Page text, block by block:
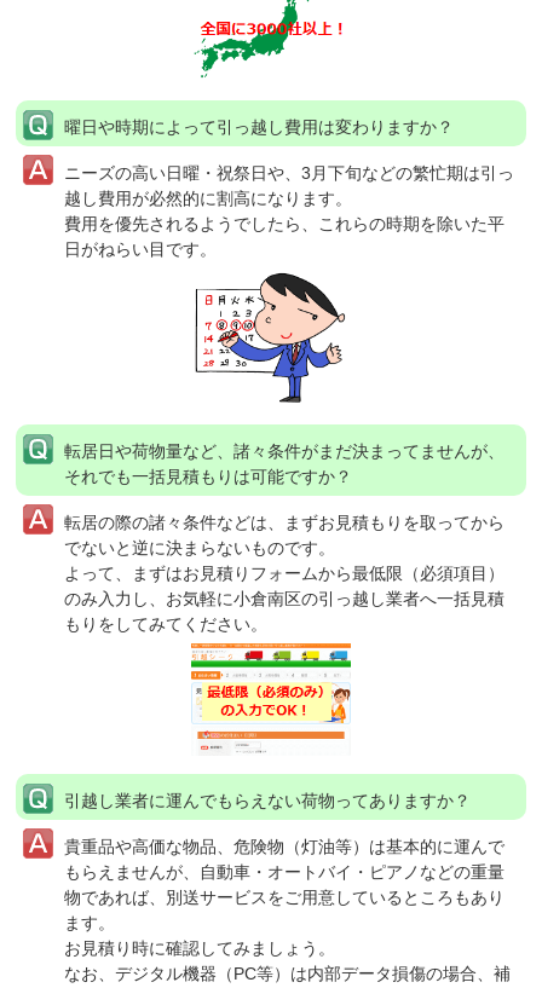
曜日や時期によって引っ越し費用は変わりますか？
ニーズの高い日曜・祝祭日や、3月下旬などの繁忙期は引っ
越し費用が必然的に割高になります。
費用を優先されるようでしたら、これらの時期を除いた平
日がねらい目です。
転居日や荷物量など、諸々条件がまだ決まってませんが、
それでも一括見積もりは可能ですか？
転居の際の諸々条件などは、まずお見積もりを取ってから
でないと逆に決まらないものです。
よって、まずはお見積りフォームから最低限（必須項目）
のみ入力し、お気軽に小倉南区の引っ越し業者へ一括見積
もりをしてみてください。
引越し業者に運んでもらえない荷物ってありますか？
貴重品や高価な物品、危険物（灯油等）は基本的に運んで
もらえませんが、自動車・オートバイ・ピアノなどの重量
物であれば、別送サービスをご用意しているところもあり
ます。
お見積り時に確認してみましょう。
なお、デジタル機器（PC等）は内部データ損傷の場合、補